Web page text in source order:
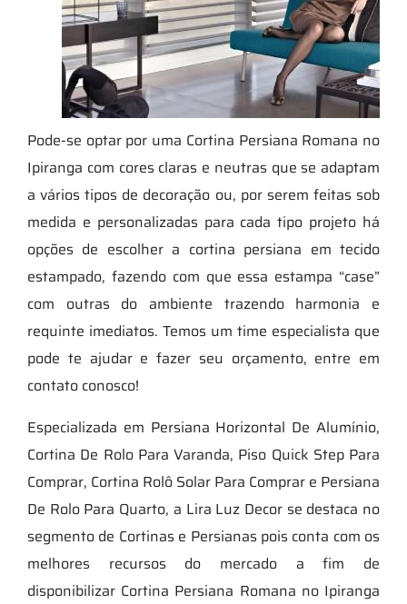
Pode-se optar por uma Cortina Persiana Romana no
Ipiranga com cores claras e neutras que se adaptam
a vários tipos de decoração ou, por serem feitas sob
medida e personalizadas para cada tipo projeto há
opções de escolher a cortina persiana em tecido
estampado, fazendo com que essa estampa “case”
com outras do ambiente trazendo harmonia e
requinte imediatos. Temos um time especialista que
pode te ajudar e fazer seu orçamento, entre em
contato conosco!
Especializada em Persiana Horizontal De Alumínio,
Cortina De Rolo Para Varanda, Piso Quick Step Para
Comprar, Cortina Rolô Solar Para Comprar e Persiana
De Rolo Para Quarto, a Lira Luz Decor se destaca no
segmento de Cortinas e Persianas pois conta com os
melhores recursos do mercado a fim de
disponibilizar Cortina Persiana Romana no Ipiranga